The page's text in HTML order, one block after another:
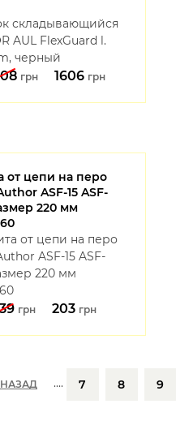
грн 1606 грн
от цепи на перо
ASF-15 ASF-
220 мм
грн 203 грн
НАЗАД .... 7 8 9